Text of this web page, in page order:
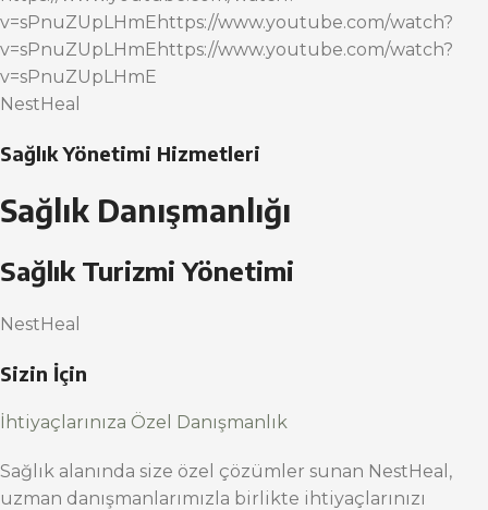
v=sPnuZUpLHmEhttps://www.youtube.com/watch?
v=sPnuZUpLHmEhttps://www.youtube.com/watch?
v=sPnuZUpLHmE
NestHeal
Sağlık Yönetimi Hizmetleri
Sağlık Danışmanlığı
Sağlık Turizmi Yönetimi
NestHeal
Sizin İçin
İhtiyaçlarınıza Özel Danışmanlık
Sağlık alanında size özel çözümler sunan NestHeal,
uzman danışmanlarımızla birlikte ihtiyaçlarınızı